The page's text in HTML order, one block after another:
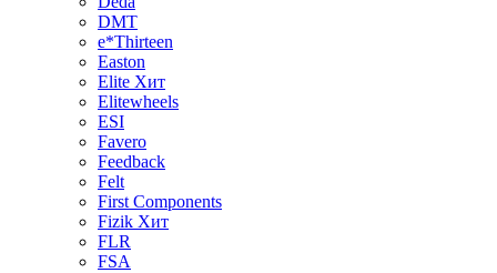
DMT
e*Thirteen
Easton
Elite Хит
Elitewheels
ESI
Favero
Feedback
Felt
First Components
Fizik Хит
FLR
FSA